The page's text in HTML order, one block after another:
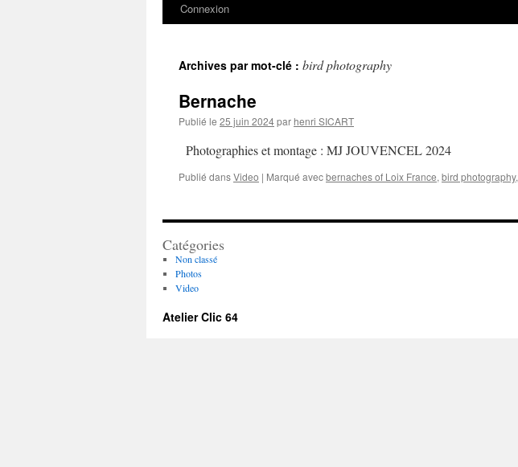
Connexion
Archives par mot-clé : bird photography
Bernache
Publié le 25 juin 2024par henri SICART
Photographies et montage : MJ JOUVENCEL 2024
Publié dansVideo | Marqué avecbernaches of Loix France, bird photography,
Catégories
Non classé
Photos
Video
Atelier Clic 64